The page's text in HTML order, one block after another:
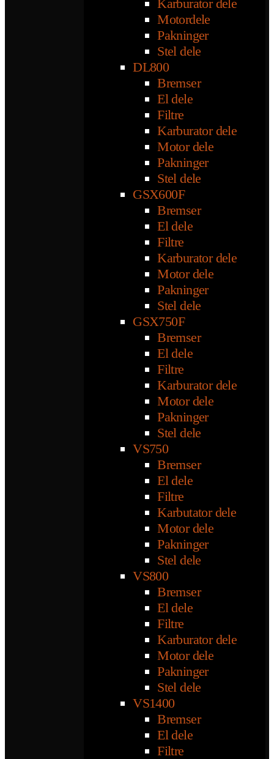
Karburator dele
Motordele
Pakninger
Stel dele
DL800
Bremser
El dele
Filtre
Karburator dele
Motor dele
Pakninger
Stel dele
GSX600F
Bremser
El dele
Filtre
Karburator dele
Motor dele
Pakninger
Stel dele
GSX750F
Bremser
El dele
Filtre
Karburator dele
Motor dele
Pakninger
Stel dele
VS750
Bremser
El dele
Filtre
Karbutator dele
Motor dele
Pakninger
Stel dele
VS800
Bremser
El dele
Filtre
Karburator dele
Motor dele
Pakninger
Stel dele
VS1400
Bremser
El dele
Filtre